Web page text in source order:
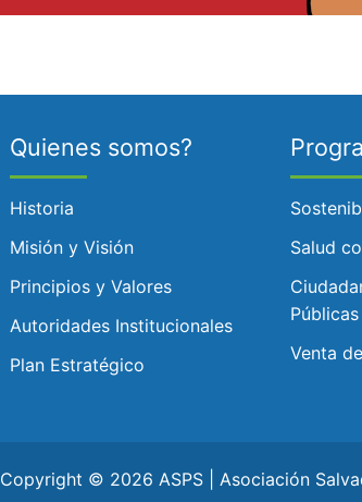
Quienes somos?
Historia
Misión y Visión
Principios y Valores
Autoridades Institucionales
Plan Estratégico
Salud
Públicas
Venta
Copyright © 2026 ASPS | Asociación